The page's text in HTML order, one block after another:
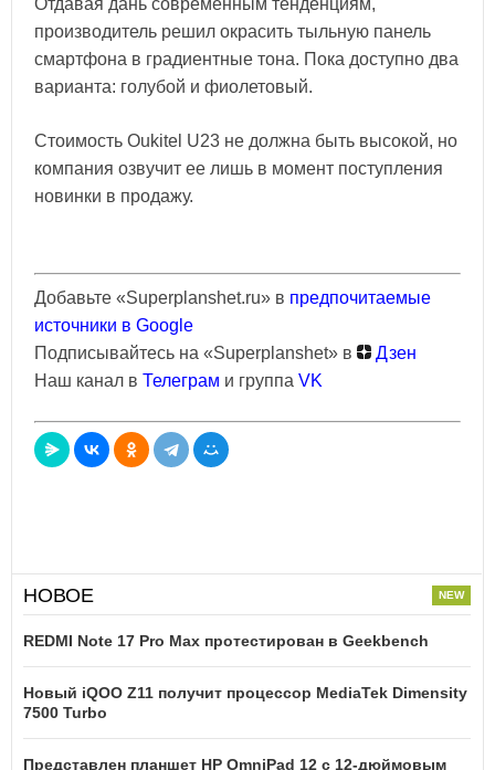
Отдавая дань современным тенденциям,
производитель решил окрасить тыльную панель
смартфона в градиентные тона. Пока доступно два
варианта: голубой и фиолетовый.
Стоимость Oukitel U23 не должна быть высокой, но
компания озвучит ее лишь в момент поступления
новинки в продажу.
Добавьте «Superplanshet.ru» в предпочитаемые
источники в Google
Подписывайтесь на «Superplanshet» в
Дзен
Наш канал в Телеграм и группа VK
НОВОЕ
REDMI Note 17 Pro Max протестирован в Geekbench
Новый iQOO Z11 получит процессор MediaTek Dimensity
7500 Turbo
Представлен планшет HP OmniPad 12 с 12-дюймовым